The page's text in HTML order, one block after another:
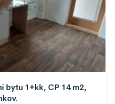
bytu 1+kk, CP 14 m2,